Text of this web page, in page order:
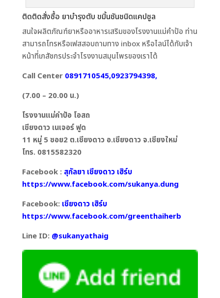
ติดติดสั่งซื้อ ยาบำรุงตับ ขมิ้นชันชนิดแคปซูล
สนใจผลิตภัณฑ์ยาหรืออาหารเสริมของโรงงานแม่คำป้อ ท่าน
สามารถโทรหรือเฟสสอบถามทาง inbox หรือไลน์ได้กับเจ้า
หน้าที่เภสัชกรประจำโรงงานสมุนไพรของเราได้
Call Center 0891710545,0923794398,
(7.00 – 20.00 น.)
โรงงานแม่คำป้อ โอสถ
เชียงดาว เนเจอร์ ฟูด
11 หมู่ 5 ซอย2 ต.เชียงดาว อ.เชียงดาว จ.เชียงใหม่
โทร. 0815582320
Facebook : สุกัลยา เชียงดาว เฮิร์บ
https://www.facebook.com/sukanya.dung
Facebook: เชียงดาว เฮิร์บ
https://www.facebook.com/greenthaiherb
Line ID: @sukanyathaig